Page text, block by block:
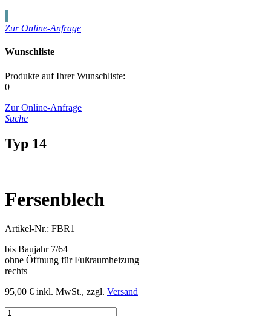
Zur Online-Anfrage
Wunschliste
Produkte auf Ihrer Wunschliste:
0
Zur Online-Anfrage
Suche
Typ 14
Fersenblech
Artikel-Nr.: FBR1
bis Baujahr 7/64
ohne Öffnung für Fußraumheizung
rechts
95,00 € inkl. MwSt., zzgl. Versand